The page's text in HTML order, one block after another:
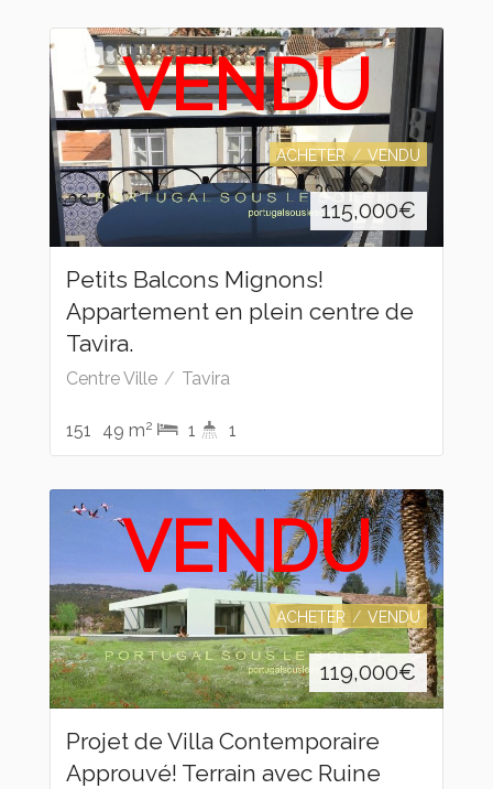
VENDU
ACHETER VENDU
115,000€
Petits Balcons Mignons!
Appartement en plein centre de
Tavira.
Centre Ville Tavira
151 49 m2 1 1
VENDU
ACHETER VENDU
119,000€
Projet de Villa Contemporaire
Approuvé! Terrain avec Ruine